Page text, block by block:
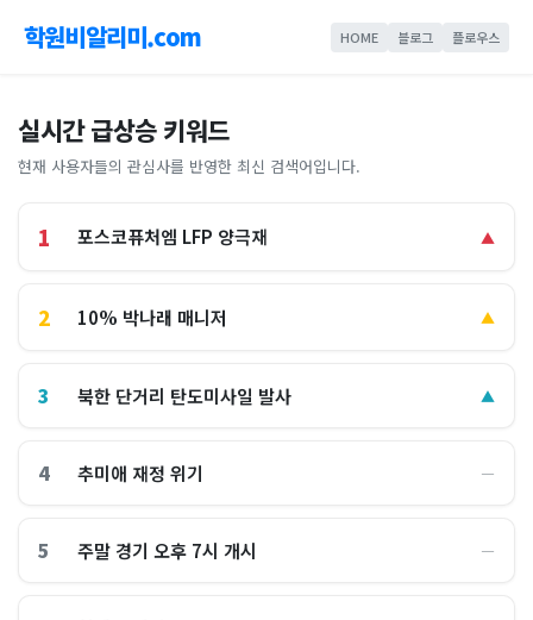
학원비알리미.com HOME 블로그 플로우스
실시간 급상승 키워드
현재 사용자들의 관심사를 반영한 최신 검색어입니다.
1 포스코퓨처엠 LFP 양극재 ▲
2 10% 박나래 매니저 ▲
3 북한 단거리 탄도미사일 발사 ▲
4 추미애 재정 위기 ―
5 주말 경기 오후 7시 개시 ―